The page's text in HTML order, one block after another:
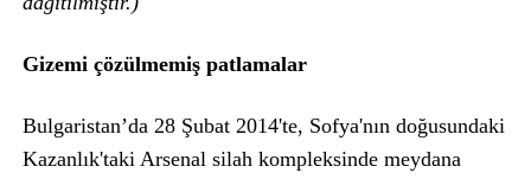
Gizemi çözülmemiş patlamalar
Bulgaristan’da 28 Şubat 2014'te, Sofya'nın doğusundaki
Kazanlık'taki Arsenal silah kompleksinde meydana